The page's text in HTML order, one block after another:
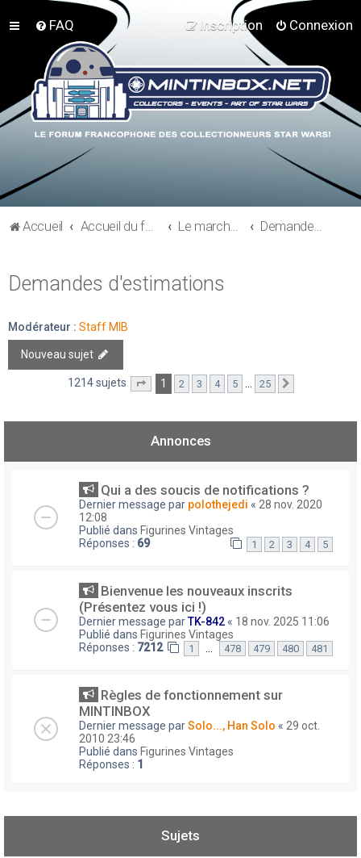
FAQ Connexion
Inscription
Accueil Accueil du forum Le marché du collectionneur Demandes d'estimations
Demandes d'estimations
Modérateur : Staff MIB
Nouveau sujet
1214 sujets Page sur25
1 2 3 4 5 … 25
Annonces
Qui a des soucis de notifications ?
Dernier message par polothejedi « 28 nov. 2020
12:08
Publié dans Figurines Vintages
Réponses : 69 1 2 3 4 5
Bienvenue les nouveaux inscrits
(Présentez vous ici !)
Dernier message parTK-842 « 18 nov. 2025 11:06
Publié dans Figurines Vintages
Réponses : 7212 1 … 478 479 480 481
Règles de fonctionnement sur
MINTINBOX
Dernier message parSolo..., Han Solo « 29 oct.
2010 23:46
Publié dans Figurines Vintages
Réponses : 1
Sujets